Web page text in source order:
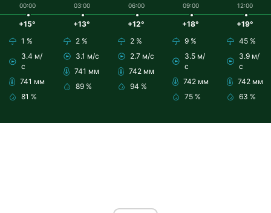
00:00
+15°
1 %
3.4 м/
с
741 мм
81 %
03:00
+13°
2 %
3.1 м/с
741 мм
89 %
06:00
+12°
2 %
2.7 м/с
742 мм
94 %
09:00
+18°
9 %
3.5 м/
с
742 мм
75 %
12:00
+19°
45 %
3.9 м/
с
742 мм
63 %